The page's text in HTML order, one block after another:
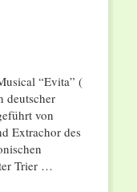
“Evita” (
deutscher
von
Extrachor des
Trier …